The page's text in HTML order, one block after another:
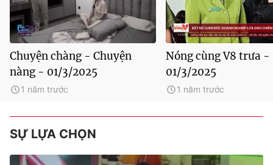
Chuyện chàng - Chuyện
nàng - 01/3/2025
1 năm trước
Nóng cùng V8 trưa -
01/3/2025
1 năm trước
SỰ LỰA CHỌN